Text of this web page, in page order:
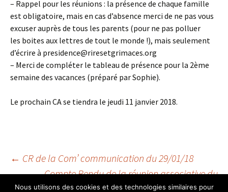
– Rappel pour les réunions : la présence de chaque famille
est obligatoire, mais en cas d’absence merci de ne pas vous
excuser auprès de tous les parents (pour ne pas polluer
les boites aux lettres de tout le monde !), mais seulement
d’écrire à presidence@riresetgrimaces.org
– Merci de compléter le tableau de présence pour la 2ème
semaine des vacances (préparé par Sophie).
Le prochain CA se tiendra le jeudi 11 janvier 2018.
Navigation
← CR de la Com’ communication du 29/01/18
Compte Rendu de la réunion associative du
14/02/2018→
Nous utilisons des cookies et des technologies similaires pour